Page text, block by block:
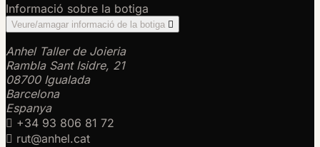
Informació sobre la botiga
Veure/amagar informació de la botiga 
Anhel Taller de Joieria
Rambla Sant Isidre, 21
08700 Igualada
Barcelona
Espanya
 +34 93 806 81 72
 rut@anhel.cat